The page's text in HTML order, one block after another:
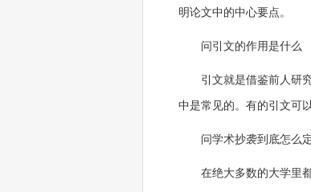
明论文中的中心要点。
问引文的作用是什么
引文就是借鉴前人研
中是常见的。有的引文可
问学术抄袭到底怎么
在绝大多数的大学里